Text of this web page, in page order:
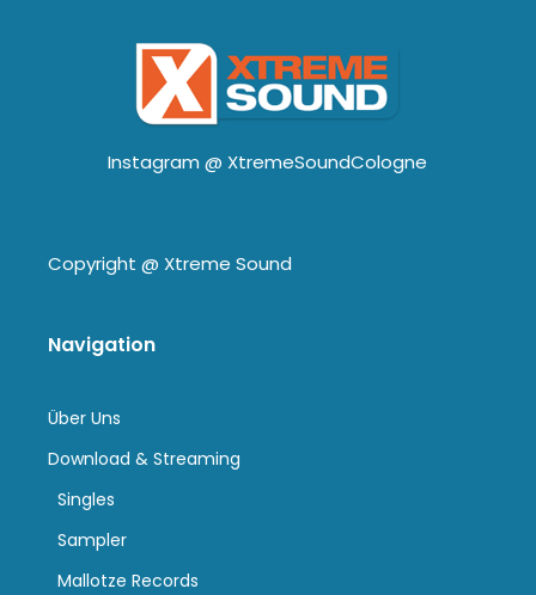
Instagram @ XtremeSoundCologne
Copyright @ Xtreme Sound
Navigation
Über Uns
Download & Streaming
Singles
Sampler
Mallotze Records